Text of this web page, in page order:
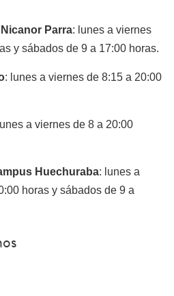
Parra: lunes a viernes
y sábados de 9 a 17:00 horas.
: lunes a viernes de 8:15 a 20:00
a viernes de 8 a 20:00
Huechuraba: lunes a
horas y sábados de 9 a